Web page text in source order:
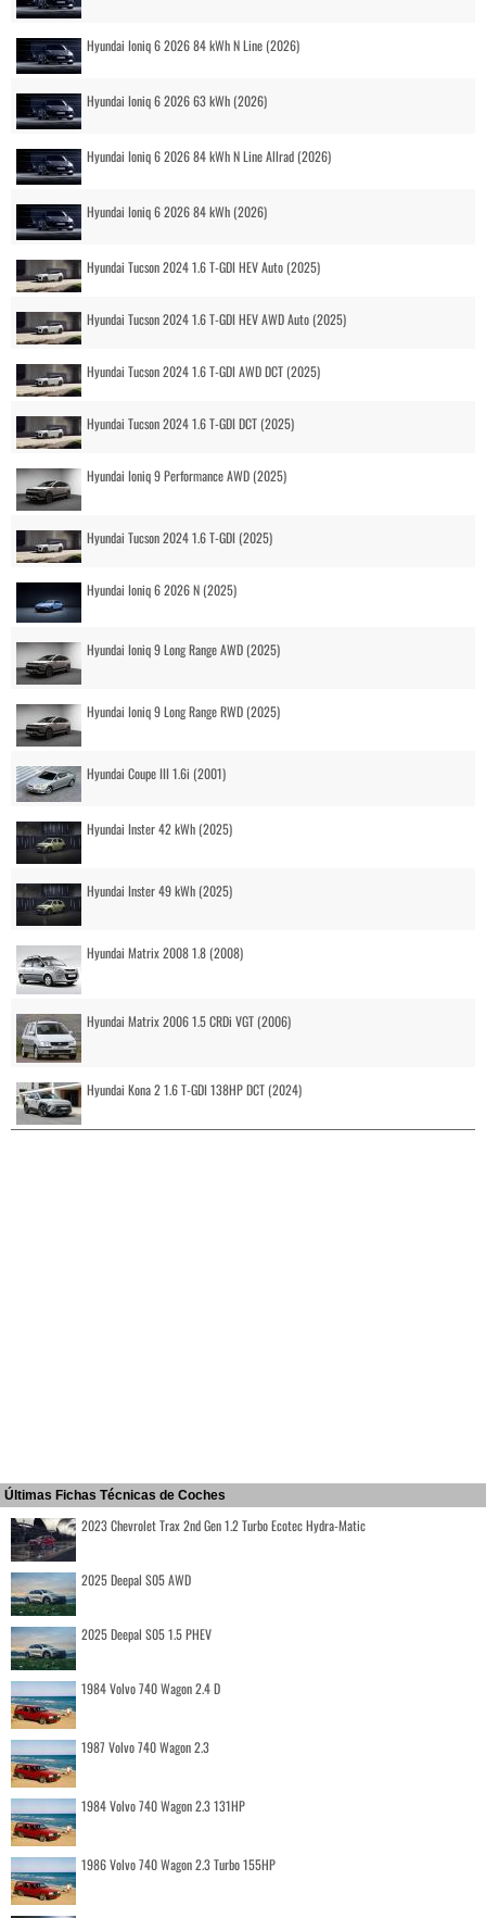
Hyundai Ioniq 6 2026 84 kWh N Line (2026)
Hyundai Ioniq 6 2026 63 kWh (2026)
Hyundai Ioniq 6 2026 84 kWh N Line Allrad (2026)
Hyundai Ioniq 6 2026 84 kWh (2026)
Hyundai Tucson 2024 1.6 T-GDI HEV Auto (2025)
Hyundai Tucson 2024 1.6 T-GDI HEV AWD Auto (2025)
Hyundai Tucson 2024 1.6 T-GDI AWD DCT (2025)
Hyundai Tucson 2024 1.6 T-GDI DCT (2025)
Hyundai Ioniq 9 Performance AWD (2025)
Hyundai Tucson 2024 1.6 T-GDI (2025)
Hyundai Ioniq 6 2026 N (2025)
Hyundai Ioniq 9 Long Range AWD (2025)
Hyundai Ioniq 9 Long Range RWD (2025)
Hyundai Coupe III 1.6i (2001)
Hyundai Inster 42 kWh (2025)
Hyundai Inster 49 kWh (2025)
Hyundai Matrix 2008 1.8 (2008)
Hyundai Matrix 2006 1.5 CRDi VGT (2006)
Hyundai Kona 2 1.6 T-GDI 138HP DCT (2024)
Últimas Fichas Técnicas de Coches
2023 Chevrolet Trax 2nd Gen 1.2 Turbo Ecotec Hydra-Matic
2025 Deepal S05 AWD
2025 Deepal S05 1.5 PHEV
1984 Volvo 740 Wagon 2.4 D
1987 Volvo 740 Wagon 2.3
1984 Volvo 740 Wagon 2.3 131HP
1986 Volvo 740 Wagon 2.3 Turbo 155HP